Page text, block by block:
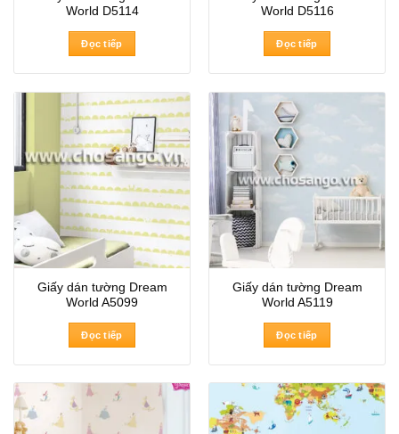
World D5114
Đọc tiếp
World D5116
Đọc tiếp
Giấy dán tường Dream
World A5099
Đọc tiếp
Giấy dán tường Dream
World A5119
Đọc tiếp